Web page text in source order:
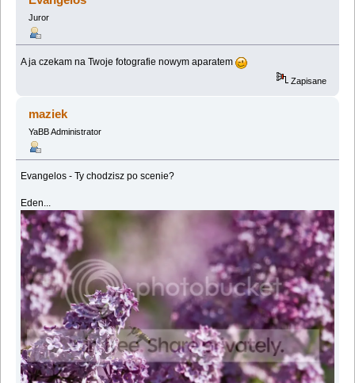
Juror
A ja czekam na Twoje fotografie nowym aparatem
Zapisane
maziek
YaBB Administrator
Evangelos - Ty chodzisz po scenie?
Eden...